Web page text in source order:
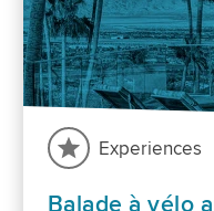
Experiences
Balade à vélo